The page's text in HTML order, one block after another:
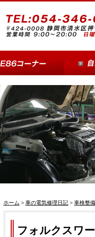
ホーム > 車の電気修理日記 > 車検整備
フォルクスワ